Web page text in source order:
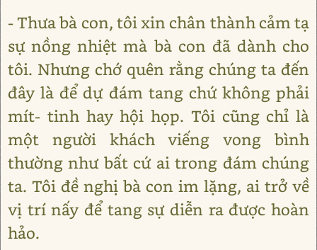
- Thưa bà con, tôi xin chân thành cảm tạ
sự nồng nhiệt mà bà con đã dành cho
tôi. Nhưng chớ quên rằng chúng ta đến
đây là để dự đám tang chứ không phải
mít- tinh hay hội họp. Tôi cũng chỉ là
một người khách viếng vong bình
thường như bất cứ ai trong đám chúng
ta. Tôi đề nghị bà con im lặng, ai trở về
vị trí nấy để tang sự diễn ra được hoàn
hảo.